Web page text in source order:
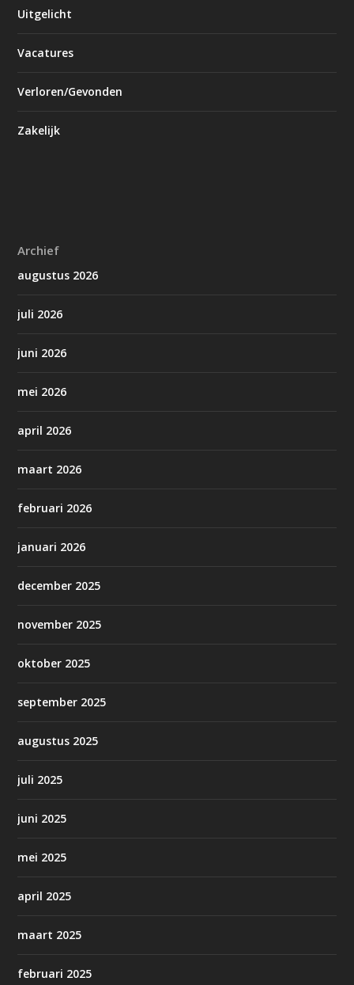
Uitgelicht
Vacatures
Verloren/Gevonden
Zakelijk
Archief
augustus 2026
juli 2026
juni 2026
mei 2026
april 2026
maart 2026
februari 2026
januari 2026
december 2025
november 2025
oktober 2025
september 2025
augustus 2025
juli 2025
juni 2025
mei 2025
april 2025
maart 2025
februari 2025